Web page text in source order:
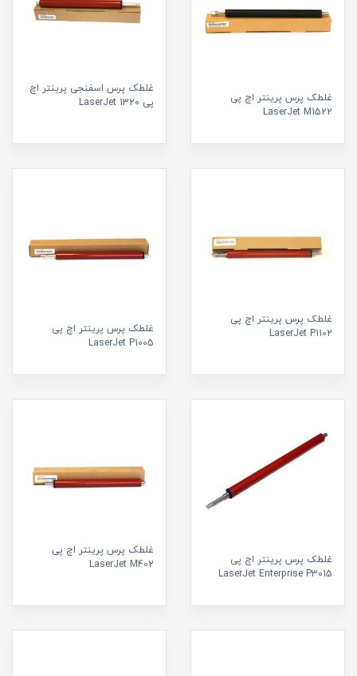
غلطک پرس پرینتر اچ پی
LaserJet M1522
غلطک پرس اسفنجی پرینتر اچ
پی 1320 LaserJet
غلطک پرس پرینتر اچ پی
LaserJet P1102
غلطک پرس پرینتر اچ پی
LaserJet P1005
غلطک پرس پرینتر اچ پی
LaserJet Enterprise P3015
غلطک پرس پرینتر اچ پی
LaserJet M402